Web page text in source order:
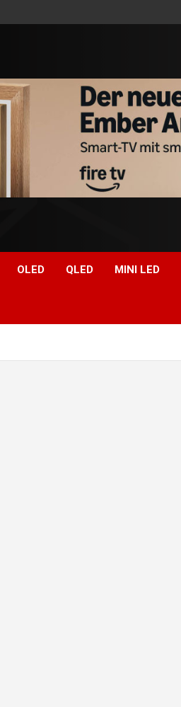
OLED QLED MINI LED